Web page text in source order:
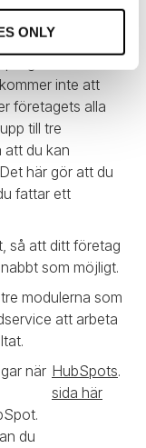
ONLY
modulerna är
inte att
företagets alla
till tre
att du kan
här gör att du
fattar ett
så att ditt företag
som möjligt.
modulerna som
att arbeta
när
du
HubSpots
sida här
.